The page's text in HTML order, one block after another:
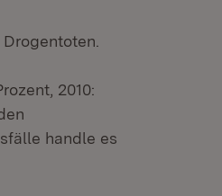
2010:
handle es